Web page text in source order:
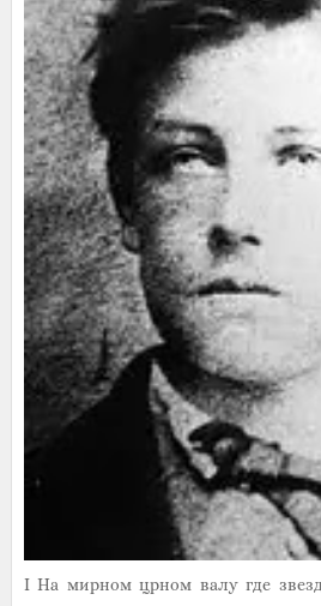
I На мирном црном валу где